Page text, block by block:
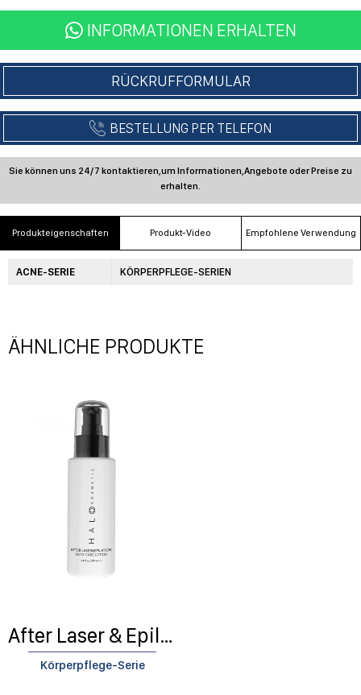
Produkteigenschaften Produkt-Video Empfohlene Verwendung
ACNE-SERIE KÖRPERPFLEGE-SERIEN
ÄHNLICHE PRODUKTE
After Laser & Epilation Body Care Lotion
Körperpflege-Serie